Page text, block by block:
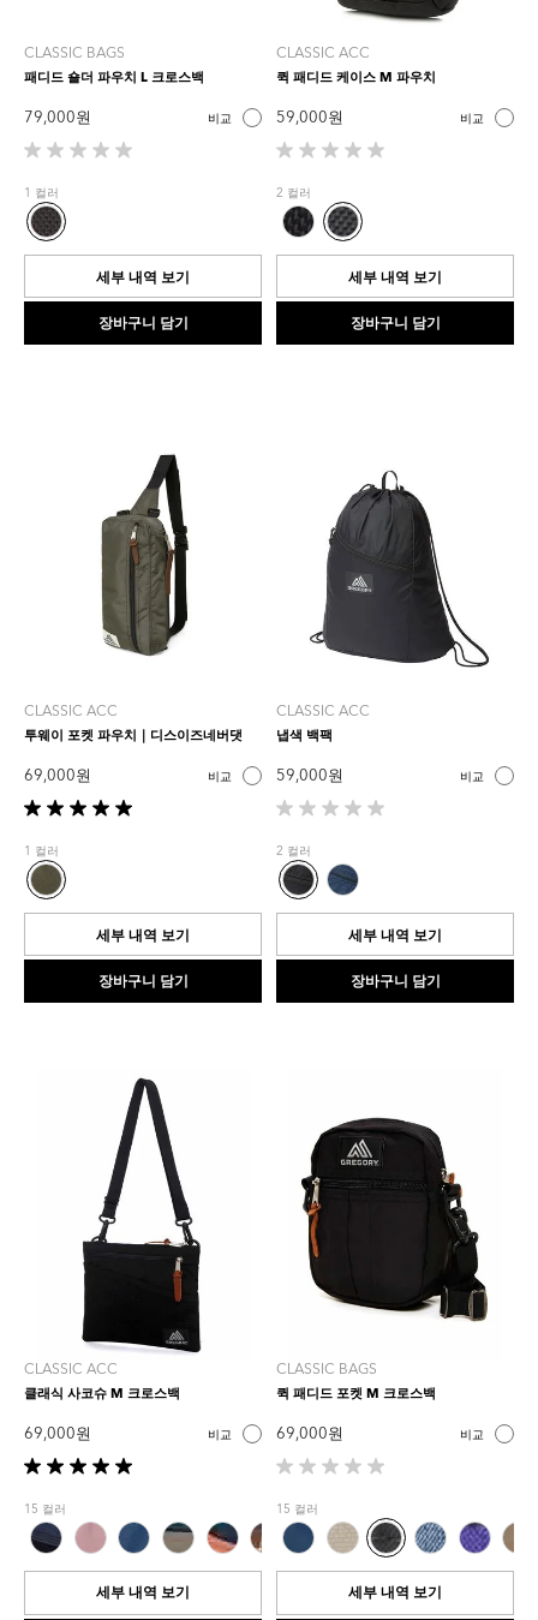
CLASSIC BAGS
패디드 숄더 파우치 L 크로스백
79,000 원 비교
별
5
개
중
0.0
입
다.
1 컬러
세부 내역 보기
장바구니 담기
CLASSIC ACC
퀵 패디드 케이스 M 파우치
59,000 원 비교
별
5
개
중
0.0
입
다.
2 컬러
세부 내역 보기
장바구니 담기
CLASSIC ACC
투웨이 포켓 파우치｜디스이즈네버댓
69,000 원 비교
별
5
개
중
5.0
입
다.
1 컬러
세부 내역 보기
장바구니 담기
CLASSIC ACC
냅색 백팩
59,000 원 비교
별
5
개
중
0.0
입
다.
2 컬러
세부 내역 보기
장바구니 담기
CLASSIC ACC
클래식 사코슈 M 크로스백
69,000 원 비교
별
5
개
중
5.0
입
15 컬러
세부 내역 보기
CLASSIC BAGS
퀵 패디드 포켓 M 크로스백
69,000 원 비교
별
5
개
중
0.0
입
15 컬러
세부 내역 보기